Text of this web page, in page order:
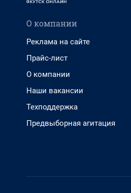
О компании
Реклама на сайте
Прайс-лист
О компании
Наши вакансии
Техподдержка
Предвыборная агитация